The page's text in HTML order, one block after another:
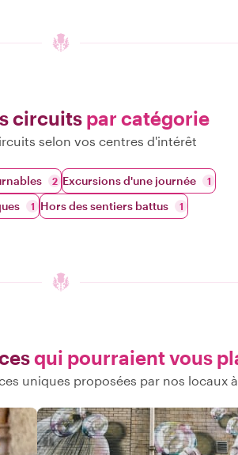
circuits par catégorie
selon vos centres d'intérêt
2 Excursions d'une journée 1
1 Hors des sentiers battus 1
qui pourraient vous
uniques proposées par nos locaux